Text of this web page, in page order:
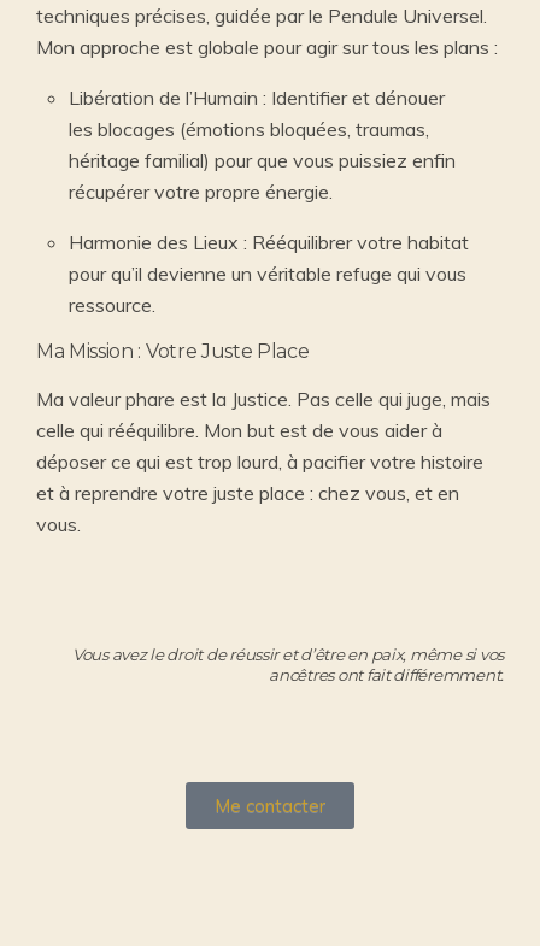
techniques précises, guidée par le Pendule Universel.
Mon approche est globale pour agir sur tous les plans :
Libération de l’Humain : Identifier et dénouer
les blocages (émotions bloquées, traumas,
héritage familial) pour que vous puissiez enfin
récupérer votre propre énergie.
Harmonie des Lieux : Rééquilibrer votre habitat
pour qu’il devienne un véritable refuge qui vous
ressource.
Ma Mission : Votre Juste Place
Ma valeur phare est la Justice. Pas celle qui juge, mais
celle qui rééquilibre. Mon but est de vous aider à
déposer ce qui est trop lourd, à pacifier votre histoire
et à reprendre votre juste place : chez vous, et en
vous.
Vous avez le droit de réussir et d’être en paix, même si vos
ancêtres ont fait différemment.
Me contacter